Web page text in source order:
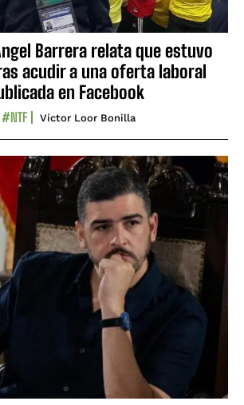
Barrera relata que estuvo
acudir a una oferta laboral
en Facebook
#NTF Víctor Loor Bonilla